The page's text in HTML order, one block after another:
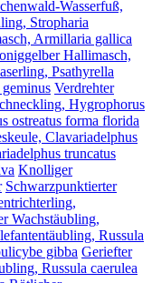
Wasserfuß,
Stropharia
Armillaria gallica
Hallimasch,
Psathyrella
Verdrehter
Hygrophorus
ostreatus forma florida
Clavariadelphus
truncatus
Knolliger
Schwarzpunktierter
Wachstäubling,
Russula
gibba Geriefter
Russula caerulea